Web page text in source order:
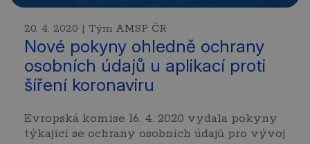
20. 4. 2020 | Tým AMSP ČR
Nové pokyny ohledně ochrany
osobních údajů u aplikací proti
šíření koronaviru
Evropská komise 16. 4. 2020 vydala pokyny
týkající se ochrany osobních údajů pro vývoj